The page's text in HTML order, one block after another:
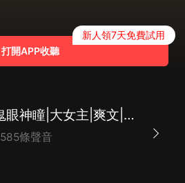
打開APP收聽
新人領7天免費試用
重生之鬼眼神瞳|大女主|爽文|搞笑|搞事業|輕恐怖懸疑
585條聲音